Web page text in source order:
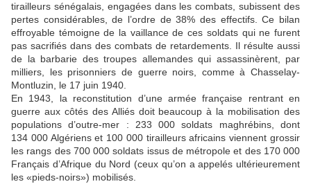
tirailleurs sénégalais, engagées dans les combats, subissent des
pertes considérables, de l’ordre de 38% des effectifs. Ce bilan
effroyable témoigne de la vaillance de ces soldats qui ne furent
pas sacrifiés dans des combats de retardements. Il résulte aussi
de la barbarie des troupes allemandes qui assassinèrent, par
milliers, les prisonniers de guerre noirs, comme à Chasselay-
Montluzin, le 17 juin 1940.
En 1943, la reconstitution d’une armée française rentrant en
guerre aux côtés des Alliés doit beaucoup à la mobilisation des
populations d’outre-mer : 233 000 soldats maghrébins, dont
134 000 Algériens et 100 000 tirailleurs africains viennent grossir
les rangs des 700 000 soldats issus de métropole et des 170 000
Français d’Afrique du Nord (ceux qu’on a appelés ultérieurement
les «pieds-noirs») mobilisés.